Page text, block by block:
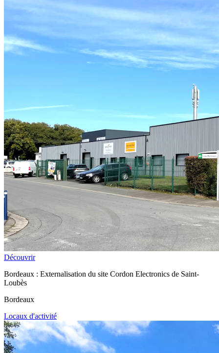
Découvrir
Bordeaux : Externalisation du site Cordon Electronics de Saint-
Loubès
Bordeaux
Locaux d'activité